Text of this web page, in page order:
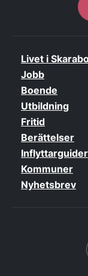
Livet i
Jobb
Boende
Utbildning
Fritid
Berättelser
Inflyttarguider
Kommuner
Nyhetsbrev